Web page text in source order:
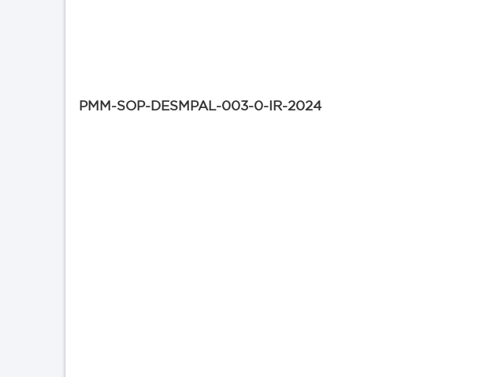
PMM-SOP-DESMPAL-003-0-IR-2024